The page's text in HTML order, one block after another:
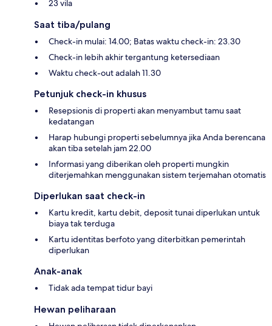
23 vila
Saat tiba/pulang
Check-in mulai: 14.00; Batas waktu check-in: 23.30
Check-in lebih akhir tergantung ketersediaan
Waktu check-out adalah 11.30
Petunjuk check-in khusus
Resepsionis di properti akan menyambut tamu saat
kedatangan
Harap hubungi properti sebelumnya jika Anda berencana
akan tiba setelah jam 22.00
Informasi yang diberikan oleh properti mungkin
diterjemahkan menggunakan sistem terjemahan otomatis
Diperlukan saat check-in
Kartu kredit, kartu debit, deposit tunai diperlukan untuk
biaya tak terduga
Kartu identitas berfoto yang diterbitkan pemerintah
diperlukan
Anak-anak
Tidak ada tempat tidur bayi
Hewan peliharaan